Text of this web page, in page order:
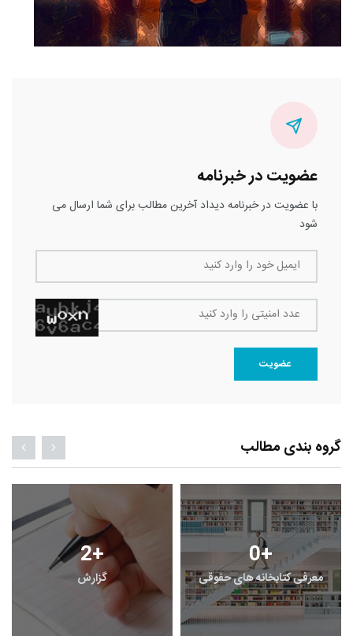
عضویت در خبرنامه
با عضویت در خبرنامه دیداد آخرین مطالب برای شما ارسال می
شود
ایمیل خود را وارد کنید
عدد امنیتی را وارد کنید
عضویت
گروه بندی مطالب
2+
گزارش
0+
معرفی کتابخانه های حقوقی